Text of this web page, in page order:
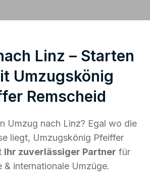
Linz – Starten
Umzugskönig
Remscheid
Umzug nach Linz? Egal wo die
liegt, Umzugskönig Pfeiffer
Ihr zuverlässiger Partner für
& internationale Umzüge.